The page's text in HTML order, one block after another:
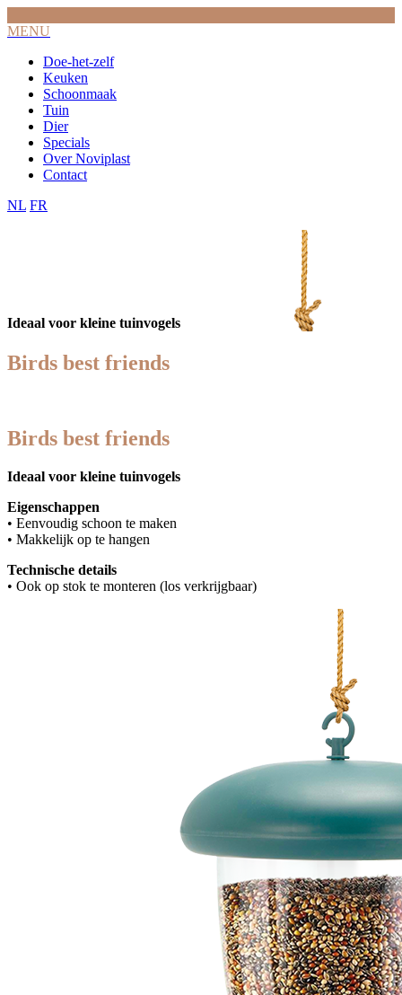
MENU
Doe-het-zelf
Keuken
Schoonmaak
Tuin
Dier
Specials
Over Noviplast
Contact
NL FR
Ideaal voor kleine tuinvogels
Birds best friends
Birds best friends
Ideaal voor kleine tuinvogels
Eigenschappen
• Eenvoudig schoon te maken
• Makkelijk op te hangen
Technische details
• Ook op stok te monteren (los verkrijgbaar)